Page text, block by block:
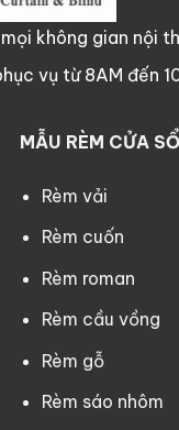
không gian nội
vụ từ 8AM đến
MẪU RÈM CỬA SỔ
Rèm vải
Rèm cuốn
Rèm roman
Rèm cầu vồng
Rèm gỗ
Rèm sáo nhôm